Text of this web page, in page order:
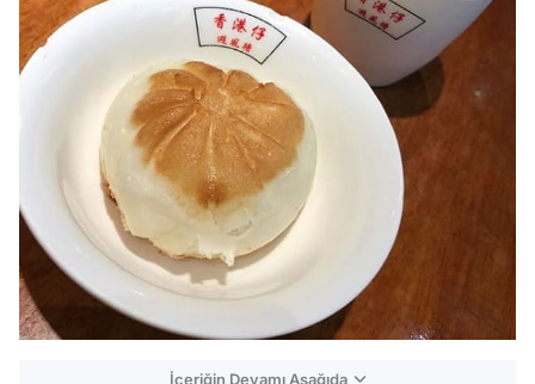
İçeriğin Devamı Aşağıda